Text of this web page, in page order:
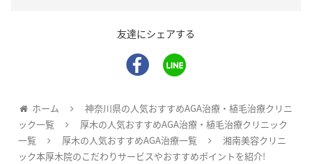
友達にシェアする
ホーム
神奈川県の人気おすすめAGA治療・植毛治療クリニ
ック一覧
厚木の人気おすすめAGA治療・植毛治療クリニック
一覧
厚木の人気おすすめAGA治療一覧
湘南美容クリニ
ック本厚木院のこだわりサービスやおすすめポイントを紹介!